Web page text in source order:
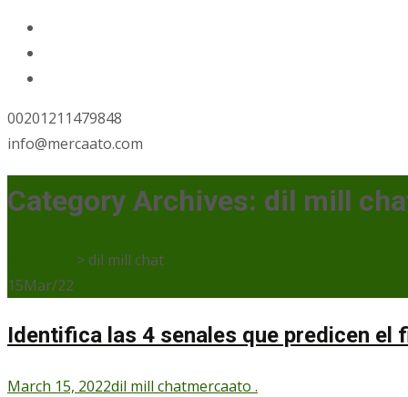
00201211479848
info@mercaato.com
Category Archives: dil mill
> dil mill chat
15Mar/22
Identifica las 4 senales que predicen el
March 15, 2022dil mill chatmercaato .